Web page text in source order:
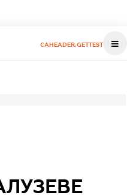
CAHEADER.GETTEST